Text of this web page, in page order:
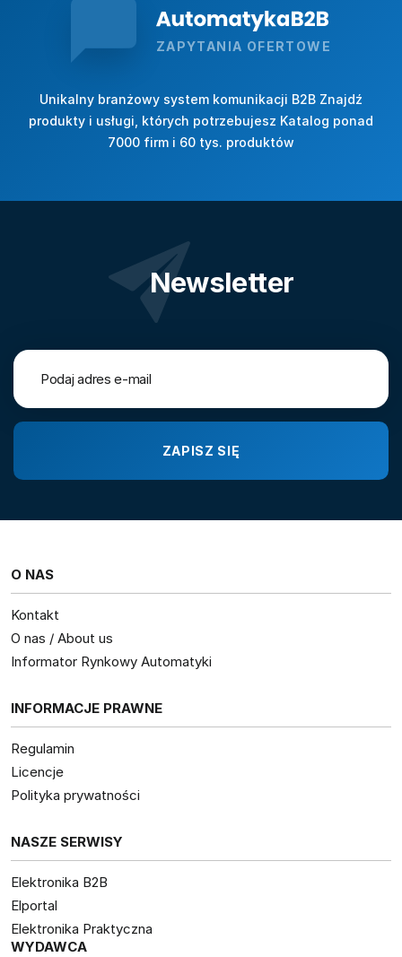
ZAPYTANIA OFERTOWE
Unikalny branżowy system komunikacji B2B Znajdź
produkty i usługi, których potrzebujesz Katalog ponad
7000 firm i 60 tys. produktów
Newsletter
O NAS
Kontakt
O nas / About us
Informator Rynkowy Automatyki
INFORMACJE PRAWNE
Regulamin
Licencje
Polityka prywatności
NASZE SERWISY
Elektronika B2B
Elportal
Elektronika Praktyczna
WYDAWCA